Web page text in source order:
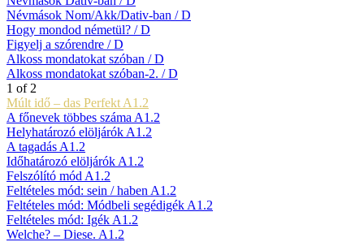
Névmások Nom/Akk/Dativ-ban / D
Hogy mondod németül? / D
Figyelj a szórendre / D
Alkoss mondatokat szóban / D
Alkoss mondatokat szóban-2. / D
1 of 2
Múlt idő – das Perfekt A1.2
A főnevek többes száma A1.2
Helyhatározó elöljárók A1.2
A tagadás A1.2
Időhatározó elöljárók A1.2
Felszólító mód A1.2
Feltételes mód: sein / haben A1.2
Feltételes mód: Módbeli segédigék A1.2
Feltételes mód: Igék A1.2
Welche? – Diese. A1.2